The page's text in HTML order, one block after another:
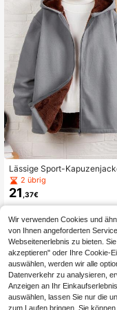
Lässige Sport-
ween-Jungen, gestrickt, mit
dmaterial und Thermofutter,
mittlere Stärke
2 übrig
21 ,37€
Wir verwenden Cookies und
von Ihnen angeforderten
Webseitenerlebnis zu bieten.
akzeptieren" oder Ihre Cookie-
auswählen, werden wir alle
Datenverkehr zu analysieren,
Anzeigen an Ihr
auswählen, lassen Sie nur die
zum Laufen bringen. Sie